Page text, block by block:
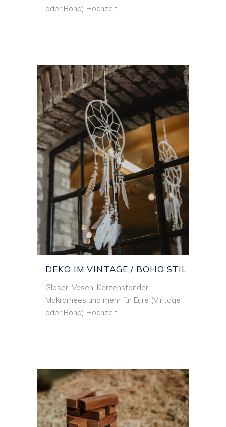
oder Boho) Hochzeit
DEKO IM VINTAGE
/ BOHO STIL
DEKO IM VINTAGE / BOHO STIL
Gläser, Vasen, Kerzenständer,
Makramees und mehr für Eure (Vintage
oder Boho) Hochzeit.